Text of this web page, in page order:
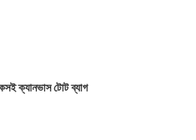
ক্যানভাস টোট ব্যাগ